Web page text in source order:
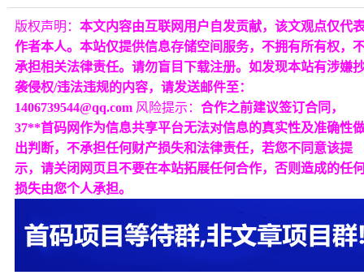
版权声明： 本文内容由互联网用户自发贡献，该文观点仅代
作者本人。本站仅提供信息存储空间服务，不拥有所有权，
承担相关法律责任。请勿盲目下载注册。如发现本站有涉嫌
袭侵权/违法违规的内容，请发送邮件至：
1406739544@qq.com 风险提示： 合作之前建议签订合同，
37**首码网作为信息共享平台无法对信息的真实性及准确性
出判断，不承担任何财产损失和法律责任，若您不同意该提
示，请关闭网页且不要在本站拓展任何合作，否则造成的任
损失由您个人承担。